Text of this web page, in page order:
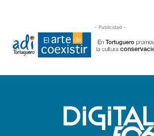
- Publicidad -